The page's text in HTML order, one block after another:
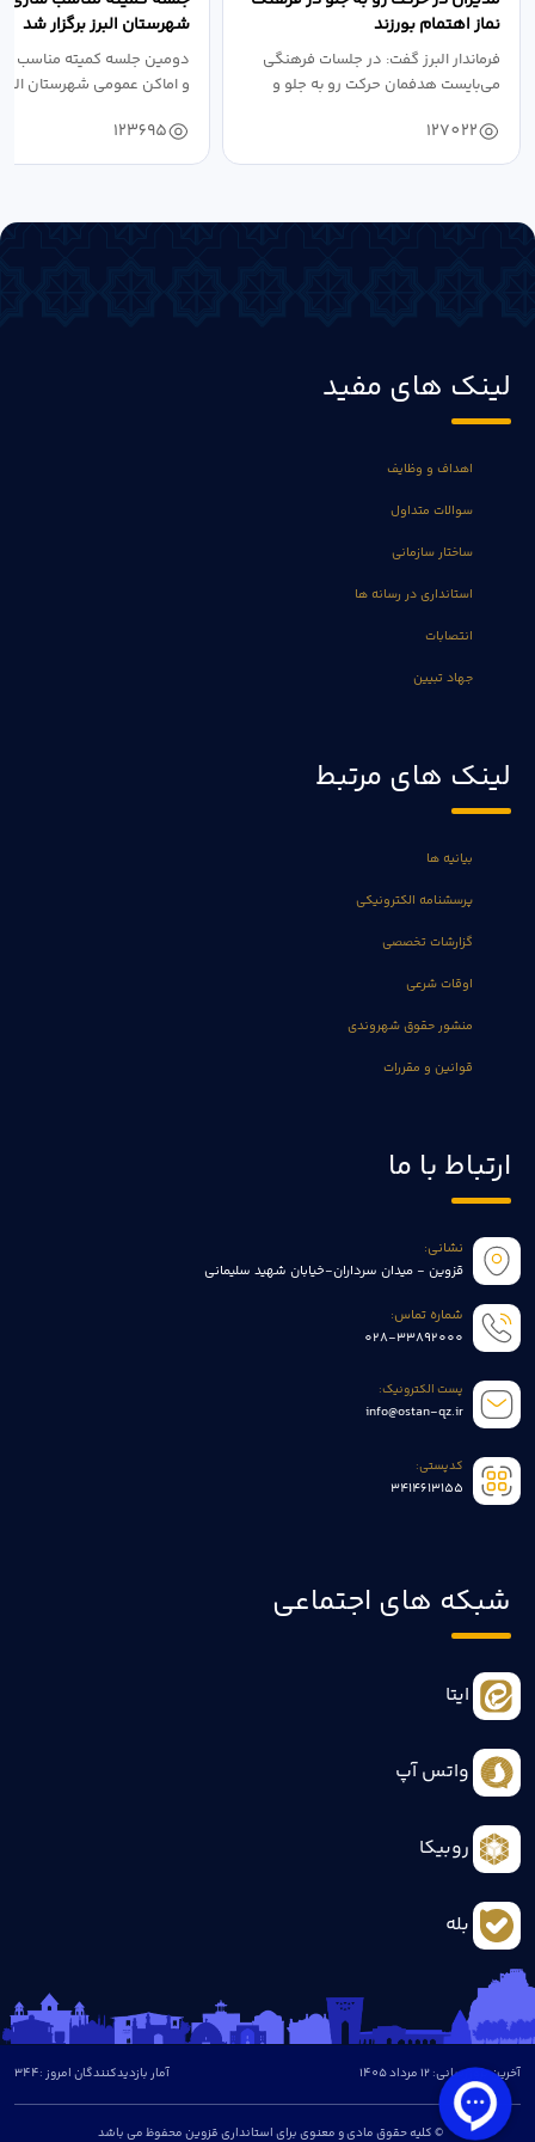
نماز اهتمام بورزند
فرماندار البرز گفت: در جلسات فرهنگی
می‌بایست هدفمان حرکت رو به جلو و
127022
شهرستان البرز برگزار شد
دومین جلسه کمیته مناسب
و اماکن عمومی شهرستان
123695
لینک های مفید
اهداف و وظایف
سوالات متداول
ساختار سازمانی
استانداری در رسانه ها
انتصابات
جهاد تبیین
لینک های مرتبط
بیانیه ها
پرسشنامه الکترونیکی
گزارشات تخصصی
اوقات شرعی
منشور حقوق شهروندی
قوانین و مقررات
ارتباط با ما
نشانی:
قزوین - میدان سرداران-خیابان شهید سلیمانی
شماره تماس:
028-33892000
پست الکترونیک:
info@ostan-qz.ir
کدپستی:
3414613155
شبکه های اجتماعی
ایتا
واتس آپ
روبیکا
بله
آخرین بروزرسانی: 12 مرداد 1405
© کلیه حقوق مادی و معنوی برای استانداری قزوین محفوظ می باشد
آمار بازدیدکنندگان امروز :344